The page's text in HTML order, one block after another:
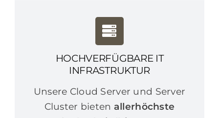
HOCHVERFÜGBARE IT
INFRASTRUKTUR
Unsere Cloud Server und Server
Cluster bieten allerhöchste